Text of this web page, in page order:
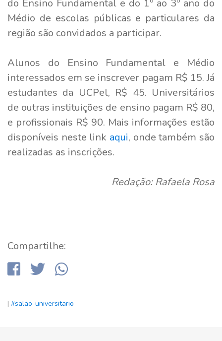
do Ensino Fundamental e do 1º ao 3º ano do
Médio de escolas públicas e particulares da
região são convidados a participar.
Alunos do Ensino Fundamental e Médio
interessados em se inscrever pagam R$ 15. Já
estudantes da UCPel, R$ 45. Universitários
de outras instituições de ensino pagam R$ 80,
e profissionais R$ 90. Mais informações estão
disponíveis neste link aqui, onde também são
realizadas as inscrições.
Redação: Rafaela Rosa
Compartilhe:
| #salao-universitario